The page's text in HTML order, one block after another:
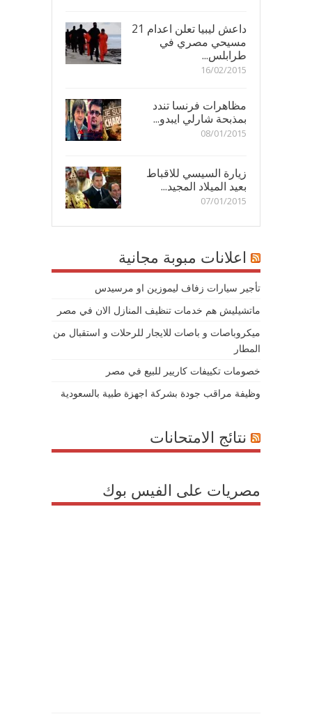
داعش ليبيا تعلن اعدام 21
مسيحي مصري في
طرابلس...
16/02/2015
مظاهرات فرنسا تندد
بمذبحة شارلي ايبدو...
08/01/2015
زيارة السيسي للاقباط
بعيد الميلاد المجيد...
07/01/2015
اعلانات مبوبة مجانية
تأجير سيارات زفاف ليموزين او مرسيدس
ماتشيليش هم خدمات تنظيف المنازل الان في مصر
ميكروباصات و باصات للايجار للرحلات و استقبال من
المطار
خصومات تكييفات كاريير للبيع في مصر
وظيفة مراقب جودة بشركة اجهزة طبية بالسعودية
نتائج الامتحانات
مصريات على الفيس بوك